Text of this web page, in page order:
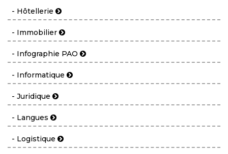
- Hôtellerie
- Immobilier
- Infographie PAO
- Informatique
- Juridique
- Langues
- Logistique